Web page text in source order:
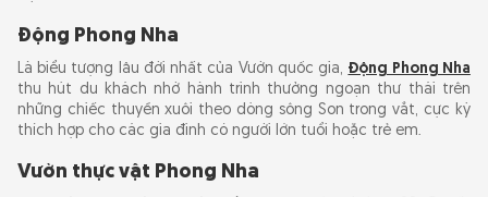
Động Phong Nha
Là biểu tượng lâu đời nhất của Vườn quốc gia, Động Phong Nha
thu hút du khách nhờ hành trình thưởng ngoạn thư thái trên
những chiếc thuyền xuôi theo dòng sông Son trong vắt, cực kỳ
thích hợp cho các gia đình có người lớn tuổi hoặc trẻ em.
Vườn thực vật Phong Nha